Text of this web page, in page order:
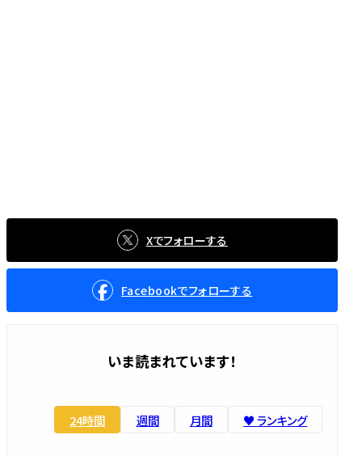
Xでフォローする
Facebookでフォローする
いま読まれています！
24時間 週間 月間 ♥️ ランキング